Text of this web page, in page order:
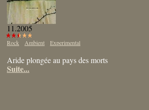
11.2005
Rock Ambient Experimental
Aride plongée au pays des morts
Suite...